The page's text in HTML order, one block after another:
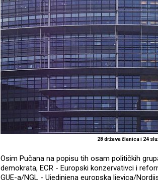
28 država članica i 24
Osim Pučana na popisu tih osam političkih
demokrata, ECR - Europski konzervativci i
GUE-a/NGL - Ujedinjena europska ljevica/